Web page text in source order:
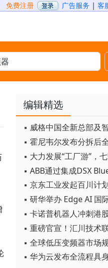
免费注册 广告服务 | 客
编辑精选
▪ 卡诺普机器人冲刺港